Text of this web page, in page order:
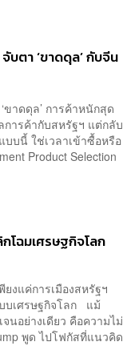
บตา ‘ขาดดุล’ กับจีน
ขาดดุล’ การค้าหนักสุด
การค้ากับสหรัฐฯ แต่กลับ
บนี้ ใช่เวลาเข้าซื้อหรือ
Product Selection
ฉมเศรษฐกิจโลก
งแค่การเมืองสหรัฐฯ
บเศรษฐกิจโลก แม้
นอย่างเดียว คือความไม่
พูด ไปโฟกัสที่แนวคิด